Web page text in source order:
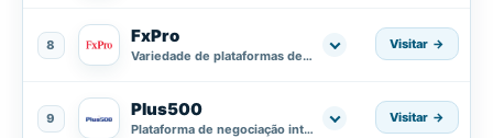
8 FxPro
Variedade de plataformas de negociação.
Visitar
9 Plus500
Plataforma de negociação intuitiva de CFD.
Visitar